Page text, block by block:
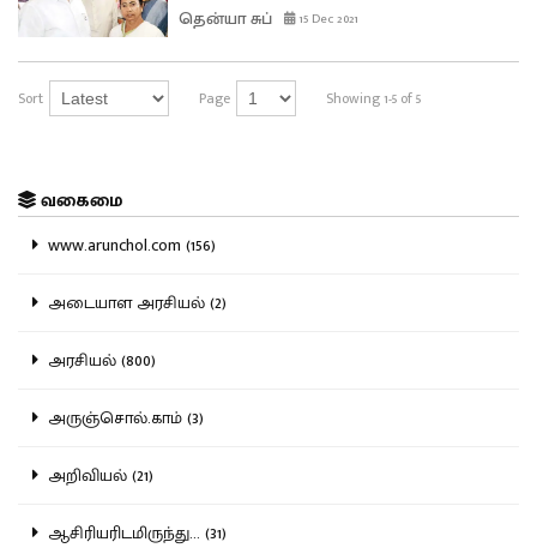
தென்யா சுப் 15 Dec 2021
Sort Page Showing 1-5 of 5
வகைமை
www.arunchol.com (156)
அடையாள அரசியல் (2)
அரசியல் (800)
அருஞ்சொல்.காம் (3)
அறிவியல் (21)
ஆசிரியரிடமிருந்து... (31)